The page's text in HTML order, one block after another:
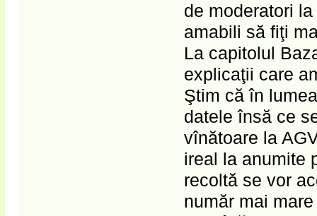
de moderatori
amabili să fiţi
La capitolul
explicaţii care
Ştim că în
datele însă ce
vînătoare la
ireal la anumite
recoltă se vor
număr mai